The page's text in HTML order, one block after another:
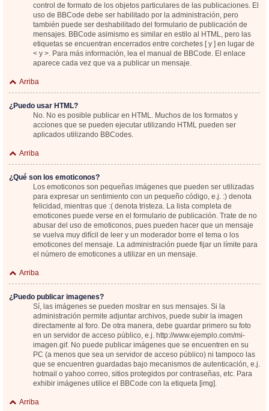
control de formato de los objetos particulares de las publicaciones. El
uso de BBCode debe ser habilitado por la administración, pero
también puede ser deshabilitado del formulario de publicación de
mensajes. BBCode asimismo es similar en estilo al HTML, pero las
etiquetas se encuentran encerrados entre corchetes [ y ] en lugar de
< y >. Para más información, lea el manual de BBCode. El enlace
aparece cada vez que va a publicar un mensaje.
Arriba
¿Puedo usar HTML?
No. No es posible publicar en HTML. Muchos de los formatos y
acciones que se pueden ejecutar utilizando HTML pueden ser
aplicados utilizando BBCodes.
Arriba
¿Qué son los emoticonos?
Los emoticonos son pequeñas imágenes que pueden ser utilizadas
para expresar un sentimiento con un pequeño código, e.j. :) denota
felicidad, mientras que :( denota tristeza. La lista completa de
emoticones puede verse en el formulario de publicación. Trate de no
abusar del uso de emoticonos, pues pueden hacer que un mensaje
se vuelva muy difícil de leer y un moderador borre el tema o los
emoticones del mensaje. La administración puede fijar un límite para
el número de emoticones a utilizar en un mensaje.
Arriba
¿Puedo publicar imagenes?
Sí, las imágenes se pueden mostrar en sus mensajes. Si la
administración permite adjuntar archivos, puede subir la imagen
directamente al foro. De otra manera, debe guardar primero su foto
en un servidor de acceso público, e.j. http://www.ejemplo.com/mi-
imagen.gif. No puede publicar imágenes que se encuentren en su
PC (a menos que sea un servidor de acceso público) ni tampoco las
que se encuentren guardadas bajo mecanismos de autenticación, e.j.
hotmail o yahoo correo, sitios protegidos por contraseñas, etc. Para
exhibir imágenes utilice el BBCode con la etiqueta [img].
Arriba